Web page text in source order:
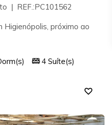
| REF.:PC101562
próximo ao
4 Suíte(s)